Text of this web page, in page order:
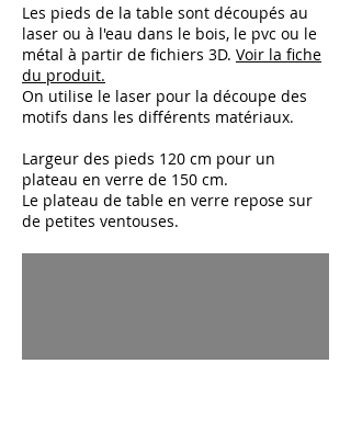
Les pieds de la table sont découpés au
laser ou à l'eau dans le bois, le pvc ou le
métal à partir de fichiers 3D. Voir la fiche
du produit.
On utilise le laser pour la découpe des
motifs dans les différents matériaux.
Largeur des pieds 120 cm pour un
plateau en verre de 150 cm.
Le plateau de table en verre repose sur
de petites ventouses.